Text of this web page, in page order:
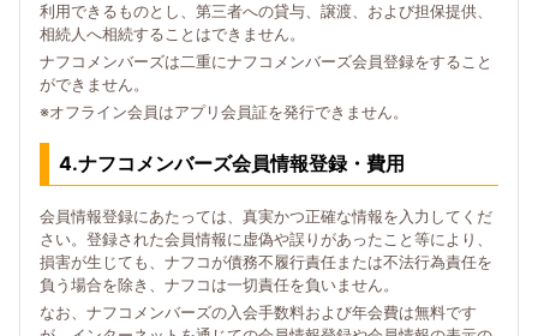
利用できるものとし、第三者への貸与、譲渡、および担保提供、
相続人へ相続することはできません。
ナフコメンバーズは二重にナフコメンバーズ会員登録をすること
ができません。
※オフライン会員はアプリ会員証を発行できません。
4.ナフコメンバーズ会員情報登録・費用
会員情報登録にあたっては、真実かつ正確な情報を入力してくだ
さい。登録された会員情報に虚偽や誤りがあったこと等により、
損害が生じても、ナフコが債務不履行責任または不法行為責任を
負う場合を除き、ナフコは一切責任を負いません。
なお、ナフコメンバーズの入会手数料および年会費は無料です